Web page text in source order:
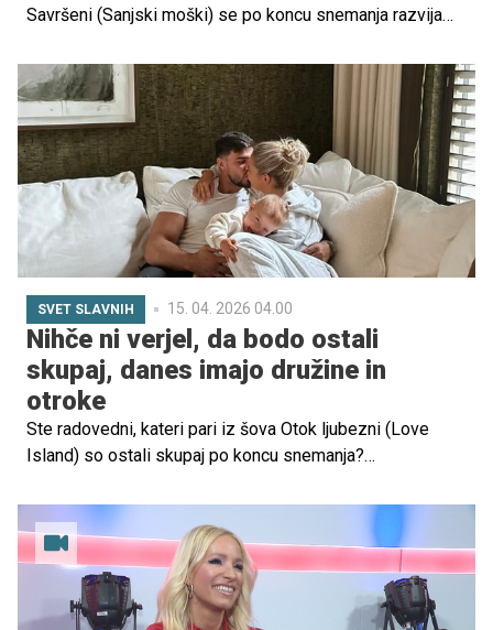
Savršeni (Sanjski moški) se po koncu snemanja razvija
spregovoril o tem, kako so jo sprejeli njegovi najbližji.
SVET SLAVNIH 15. 04. 2026 04.00
Nihče ni verjel, da bodo ostali
skupaj, danes imajo družine in
otroke
Ste radovedni, kateri pari iz šova Otok ljubezni (Love
Island) so ostali skupaj po koncu snemanja?
ki so se po koncu šova povezali v prave družine in
navdušili oboževalce s svojo pravljično zgodbo.